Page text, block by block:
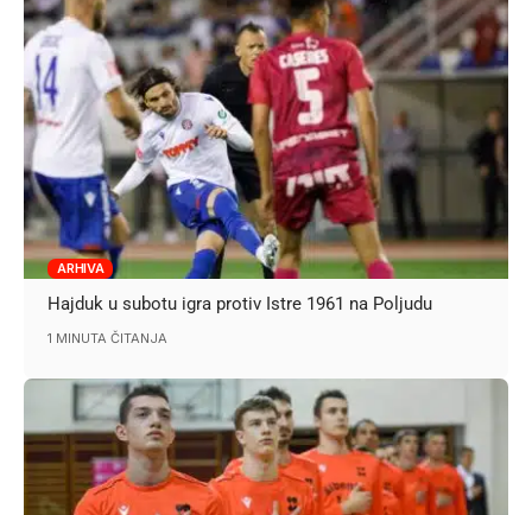
ARHIVA
Hajduk u subotu igra protiv Istre 1961 na Poljudu
1 MINUTA ČITANJA